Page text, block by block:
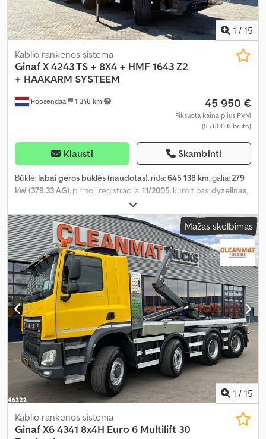
1 / 15
Roosendaal 1 346 km
Kablio rankenos sistema
GinafX 4243 TS + 8X4 + HMF 1643 Z2
+ HAAKARM SYSTEEM
45 950 €
Fiksuota kaina plius PVM
(55 600 € bruto)
Klausti Skambinti
Būklė: labai geros būklės (naudotas), rida:645 138 km, galia:279
kW (379,33 AG), pirmoji registracija:11/2005, kuro tipas:dyzelinas,
, ratų bazė:6 650 mm
spalva:juodas, vairuotojo kabina:dieninė kabina, pavaros tipas:
mechaninis, emisijos klasė:Euro 3, sėdimų vietų skaičius:2,
bendras ilgis:9 250 mm , bendras plotis:2 550 mm, leistina ašies
apkrova (ašis 1):10 000 kg, leistina ašies apkrova (ašis 2):10 000 kg,
leistina ašies apkrova (ašis 3):
11 500 kg, krovimo vietos ilgis:6 150
mm, krovinių skyriaus plotis: 2 500 mm, krovos erdvės aukštis:
1 570 mm, Gamybos metai: 2005, Įranga:ABS, centrinis užraktas,
elektrinis langų reguliavimas, elektriškai reguliuojamas
veidrodis, kranas, oro kondicionavimas, priekabos jungtis,
Mažas skelbimas
1 / 15
Kablio rankenos sistema
GinafX6 4341 8x4H Euro 6 Multilift 30